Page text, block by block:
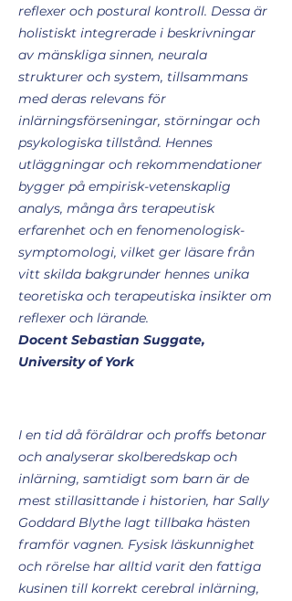
reflexer och postural kontroll. Dessa är
holistiskt integrerade i beskrivningar
av mänskliga sinnen, neurala
strukturer och system, tillsammans
med deras relevans för
inlärningsförseningar, störningar och
psykologiska tillstånd. Hennes
utläggningar och rekommendationer
bygger på empirisk-vetenskaplig
analys, många års terapeutisk
erfarenhet och en fenomenologisk-
symptomologi, vilket ger läsare från
vitt skilda bakgrunder hennes unika
teoretiska och terapeutiska insikter om
reflexer och lärande.
Docent Sebastian Suggate,
University of York
I en tid då föräldrar och proffs betonar
och analyserar skolberedskap och
inlärning, samtidigt som barn är de
mest stillasittande i historien, har Sally
Goddard Blythe lagt tillbaka hästen
framför vagnen. Fysisk läskunnighet
och rörelse har alltid varit den fattiga
kusinen till korrekt cerebral inlärning,